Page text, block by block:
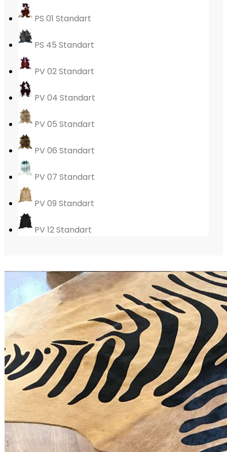
PS 01 Standart
PS 45 Standart
PV 02 Standart
PV 04 Standart
PV 05 Standart
PV 06 Standart
PV 07 Standart
PV 09 Standart
PV 12 Standart